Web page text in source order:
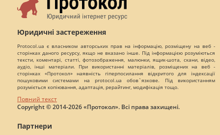
Юридичні застереження
Protocol.ua є власником авторських прав на інформацію, розміщену на веб -
сторінках даного ресурсу, якщо не вказано інше. Під інформацією розуміються
тексти, коментарі, статті, фотозображення, малюнки, ящик-шота, скани, відео,
аудіо, інші матеріали. При використанні матеріалів, розміщених на веб -
сторінках «Протокол» наявність гіперпосилання відкритого для індексації
пошуковими системами на protocol.ua обов`язкове. Під використанням
розуміється копіювання, адаптація, рерайтинг, модифікація тощо.
Повний текст
Copyright © 2014-2026 «Протокол». Всі права захищені.
Партнери